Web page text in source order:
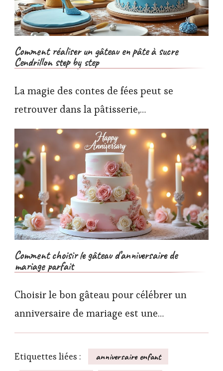
Comment réaliser un gâteau en pâte à sucre
Cendrillon step by step
La magie des contes de fées peut se
retrouver dans la pâtisserie,…
Comment choisir le gâteau d’anniversaire de
mariage parfait
Choisir le bon gâteau pour célébrer un
anniversaire de mariage est une…
Etiquettes liées :
anniversaire enfant